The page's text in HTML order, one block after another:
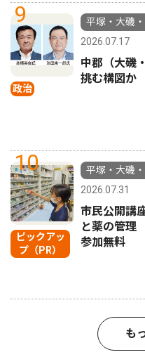
9
政治
平塚・大磯
2026.07.17
中郡（大磯
挑む構図か
10
ピックアッ
プ（PR）
平塚・大磯
2026.07.31
市民公開講
と薬の管理
参加無料
も